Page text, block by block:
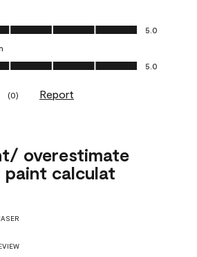
out of 5
5.0
5.0 out of 5
5.0
(0) Report
overestimate
calculat